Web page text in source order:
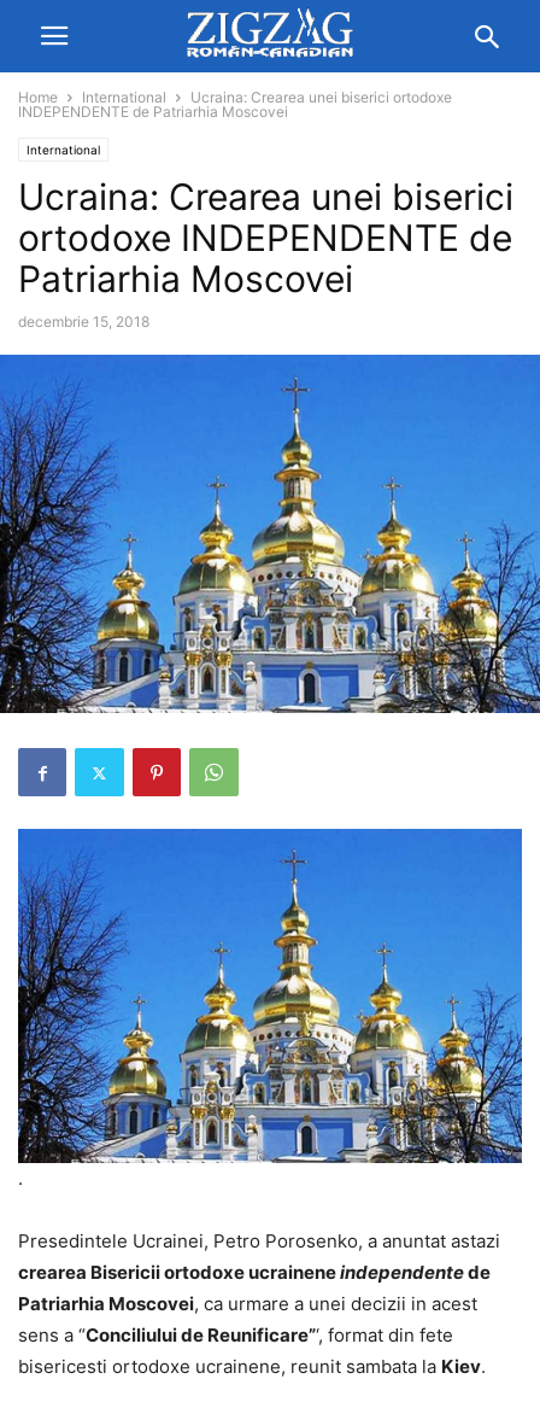
Home International
Ucraina: Crearea unei biserici ortodoxe
INDEPENDENTE de Patriarhia Moscovei
International
Ucraina: Crearea unei biserici
ortodoxe INDEPENDENTE de
Patriarhia Moscovei
decembrie 15, 2018
.
Presedintele Ucrainei, Petro Porosenko, a anuntat astazi
crearea Bisericii ortodoxe ucraineneindependentede
Patriarhia Moscovei, ca urmare a unei decizii in acest
sens a “Conciliului de Reunificare”‘, format din fete
bisericesti ortodoxe ucrainene, reunit sambata la Kiev.